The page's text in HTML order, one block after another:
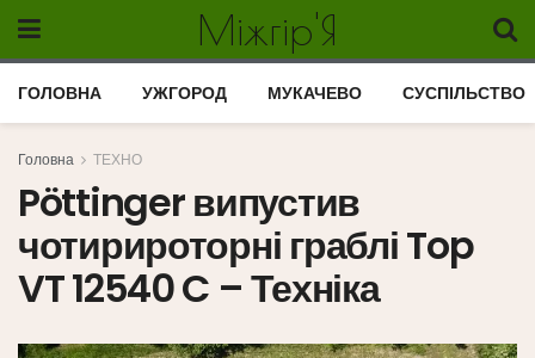
Міжгір'Я
ГОЛОВНА УЖГОРОД МУКАЧЕВО СУСПІЛЬСТВО
Головна ТЕХНО
Pöttinger випустив
чотирироторні граблі Top
VT 12540 C – Техніка